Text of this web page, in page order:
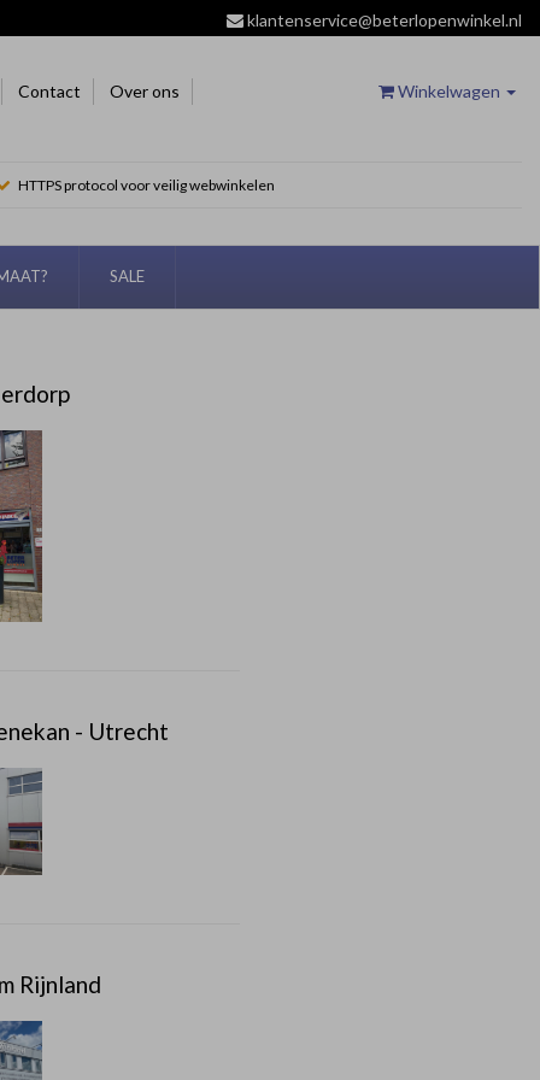
klantenservice@beterlopenwinkel.nl
Contact Over ons Winkelwagen
HTTPS protocol voor veilig webwinkelen
SALE
- Utrecht
Rijnland